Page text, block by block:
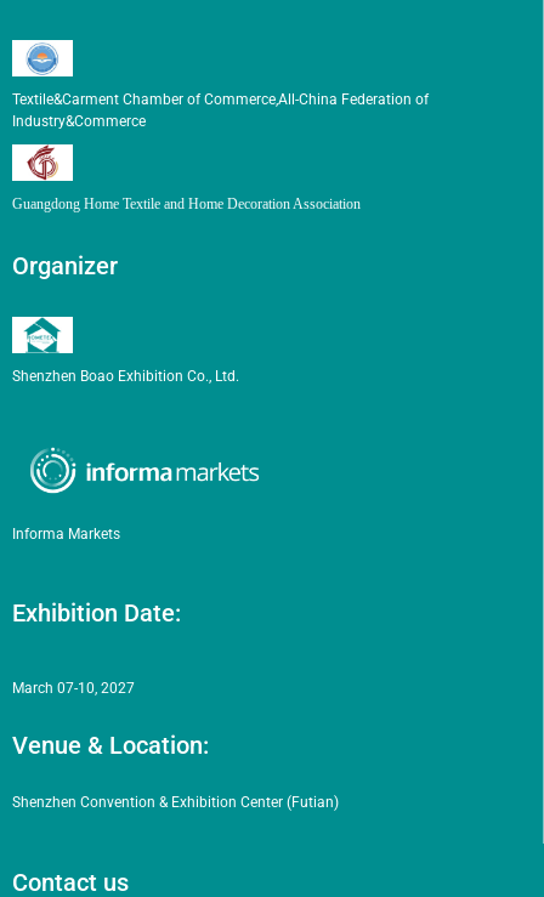
Textile&Carment Chamber of Commerce,All-China Federation of
Industry&Commerce
Guangdong Home Textile and Home Decoration Association
Organizer
Shenzhen Boao Exhibition Co., Ltd.
Informa Markets
Exhibition Date:
March 07-10, 2027
Venue & Location:
Shenzhen Convention & Exhibition Center (Futian)
Contact us